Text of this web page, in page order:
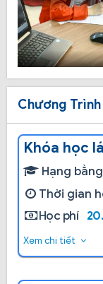
Chương
Khóa học
Hạng
Thời gian
Học phí
Xem chi tiết